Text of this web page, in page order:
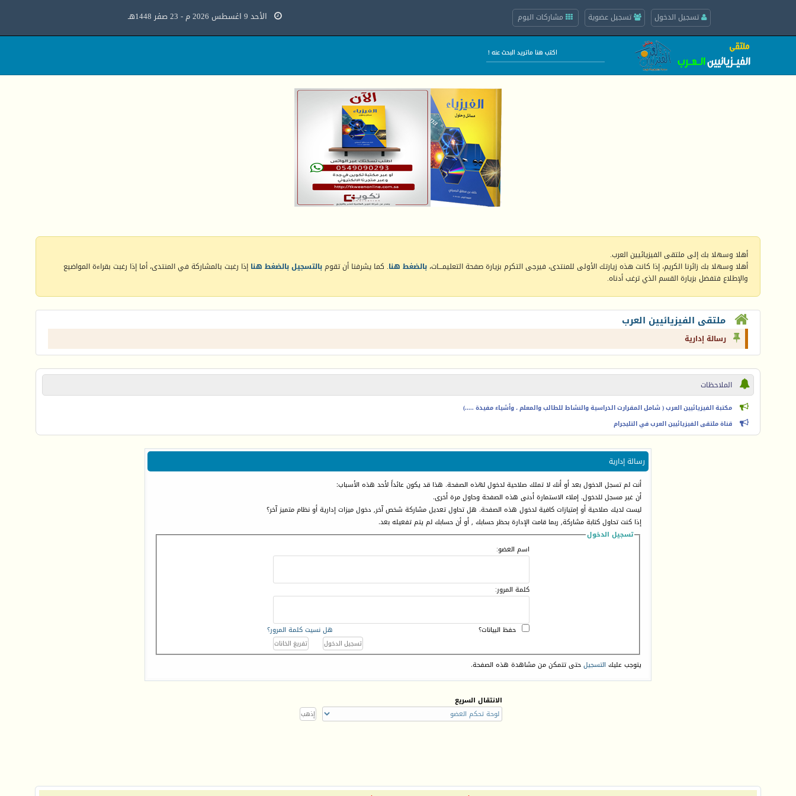
تسجيل الدخول تسجيل عضوية مشاركات اليوم الأحد 9 اغسطس 2026 م - 23 صفر 1448هـ
أهلا وسهلا بك إلى ملتقى الفيزيائيين العرب.
أهلا وسهلا بك زائرنا الكريم، إذا كانت هذه زيارتك الأولى للمنتدى، فيرجى التكرم بزيارة صفحة التعليمـــات، بالضغط هنا. كما يشرفنا أن تقومبالتسجيل بالضغط هنا إذا رغبت بالمشاركة في المنتدى، أما إذا رغبت بقراءة المواضيع
والإطلاع فتفضل بزيارة القسم الذي ترغب أدناه.
ملتقى الفيزيائيين العرب
رسالة إدارية
الملاحظات
مكتبة الفيزيائيين العرب ( شامل المقرارت الدراسية والنشاط للطالب والمعلم ، وأشياء مفيدة .....)
قناة ملتقى الفيزيائيين العرب في التليجرام
رسالة إدارية
أنت لم تسجل الدخول بعد أو أنك لا تملك صلاحية لدخول لهذه الصفحة. هذا قد يكون عائداً لأحد هذه الأسباب:
أن غير مسجل للدخول. إملاء الاستمارة أدنى هذه الصفحة وحاول مرة أخرى.
ليست لديك صلاحية أو إمتيازات كافية لدخول هذه الصفحة. هل تحاول تعديل مشاركة شخص آخر, دخول ميزات إدارية أو نظام متميز آخر؟
إذا كنت تحاول كتابة مشاركة, ربما قامت الإدارة بحظر حسابك , أو أن حسابك لم يتم تفعيله بعد.
تسجيل الدخول
اسم العضو:
كلمة المرور:
هل نسيت كلمة المرور؟ حفظ البيانات؟
يتوجب عليك التسجيلحتى تتمكن من مشاهدة هذه الصفحة.
الانتقال السريع